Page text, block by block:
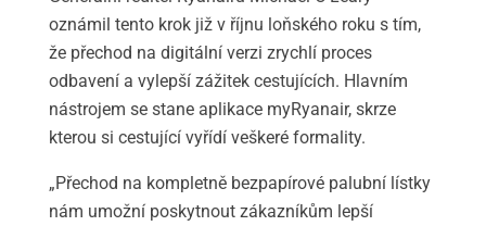
oznámil tento krok již v říjnu loňského roku s tím,
že přechod na digitální verzi zrychlí proces
odbavení a vylepší zážitek cestujících. Hlavním
nástrojem se stane aplikace myRyanair, skrze
kterou si cestující vyřídí veškeré formality.
„Přechod na kompletně bezpapírové palubní lístky
nám umožní poskytnout zákazníkům lepší